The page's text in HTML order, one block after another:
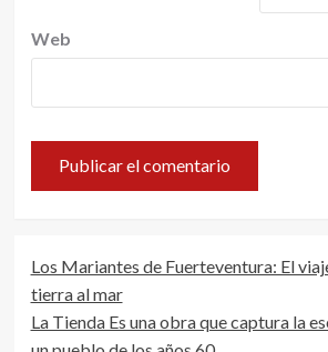
Web
Los Mariantes de Fuerteventura: El
tierra al mar
La Tienda Es una obra que captura la